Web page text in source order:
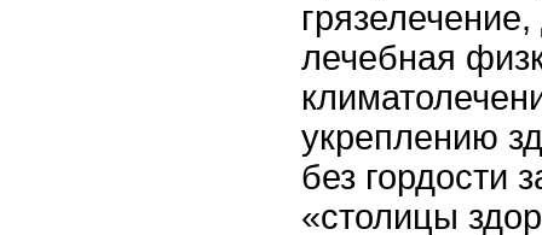
лечебная
укреплению
без гордости
«столицы